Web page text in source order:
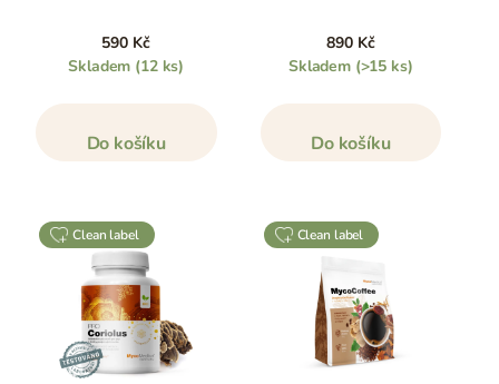
590 Kč
Skladem (12 ks)
Do košíku
890 Kč
Skladem (>15 ks)
Do košíku
clean label clean label